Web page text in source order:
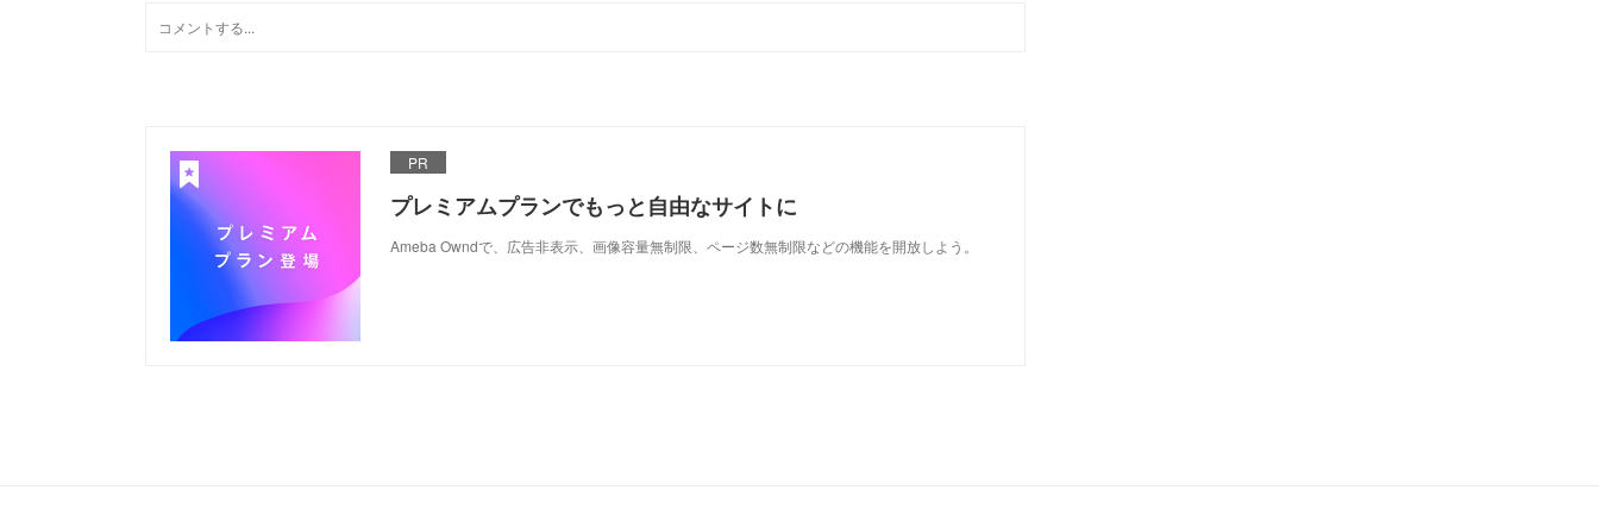
PR
プレミアムプランでもっと自由なサイトに
Ameba Owndで、広告非表示、画像容量無制限、ページ数無制限などの機能を開放しよう。